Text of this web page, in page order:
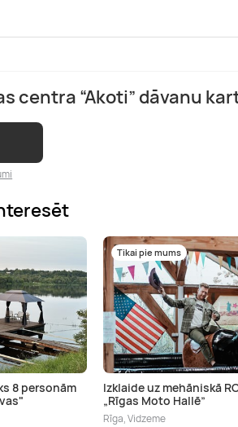
centra “Akoti” dāvanu
8 personām
Tikai pie mums
Izklaide uz mehāniskā
„Rīgas Moto Hallē”
Rīga, Vidzeme